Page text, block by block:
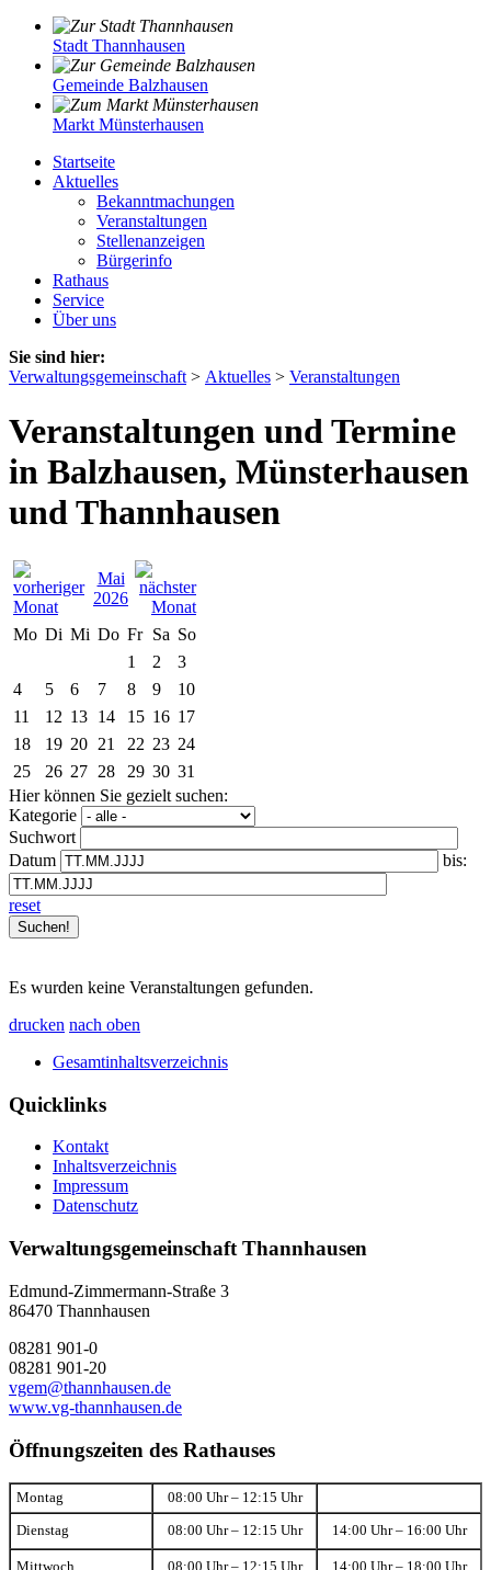
Stadt Thannhausen
Gemeinde Balzhausen
Markt Münsterhausen
Startseite
Aktuelles
Bekanntmachungen
Veranstaltungen
Stellenanzeigen
Bürgerinfo
Rathaus
Service
Über uns
Sie sind hier:
Verwaltungsgemeinschaft > Aktuelles > Veranstaltungen
Veranstaltungen und Termine
in Balzhausen, Münsterhausen
und Thannhausen
Mai
2026
Mo Di Mi Do Fr Sa So
1
2
3
4
5 6 7 8 9
10
11
12 13 14 15 16 17
18
19 20 21 22 23 24
25
26 27 28 29 30 31
Hier können Sie gezielt suchen:
Kategorie
Suchwort
Datum
bis:
reset
Es wurden keine Veranstaltungen gefunden.
drucken nach oben
Gesamtinhaltsverzeichnis
Quicklinks
Kontakt
Inhaltsverzeichnis
Impressum
Datenschutz
Verwaltungsgemeinschaft Thannhausen
Edmund-Zimmermann-Straße 3
86470 Thannhausen
08281 901-0
08281 901-20
vgem@thannhausen.de
www.vg-thannhausen.de
Öffnungszeiten des Rathauses
Montag 08:00 Uhr – 12:15 Uhr
Dienstag 08:00 Uhr – 12:15 Uhr 14:00 Uhr – 16:00 Uhr